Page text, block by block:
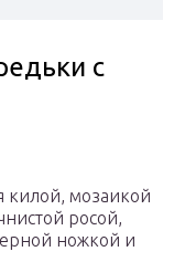
с
килой, мозаикой
росой,
ножкой и